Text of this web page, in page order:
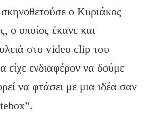
ο Κυριάκος
ο οποίος έκανε και
στο video clip του
είχε ενδιαφέρον να δούμε
να φτάσει με μια ιδέα σαν